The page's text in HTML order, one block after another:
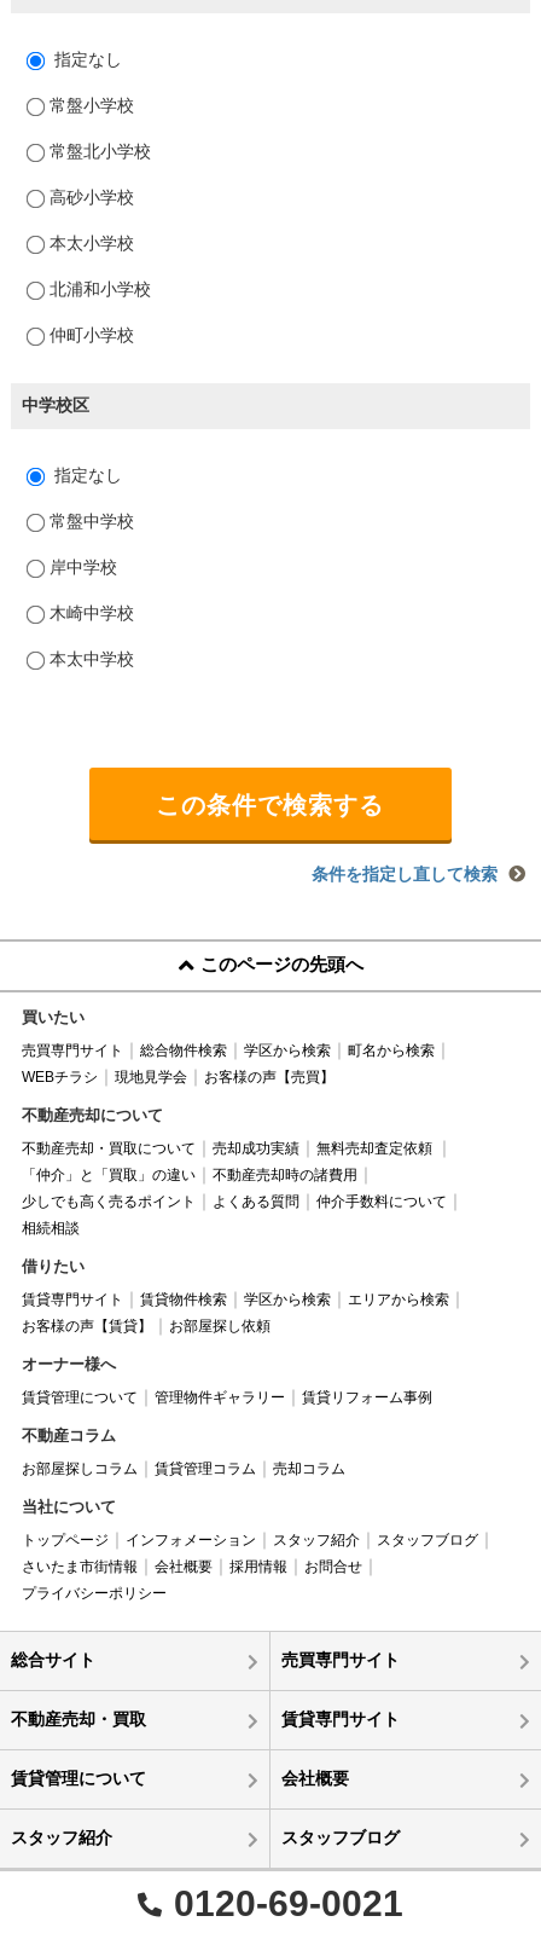
指定なし
常盤小学校
常盤北小学校
高砂小学校
本太小学校
北浦和小学校
仲町小学校
中学校区
指定なし
常盤中学校
岸中学校
木崎中学校
本太中学校
条件を指定し直して検索
このページの先頭へ
買いたい
売買専門サイト 総合物件検索 学区から検索
町名から検索
WEBチラシ
現地見学会 お客様の声【売買】
不動産売却について
不動産売却・買取について 売却成功実績
無料売却査定依頼
「仲介」と「買取」の違い
不動産売却時の諸費用
少しでも高く売るポイント
よくある質問
仲介手数料について
相続相談
借りたい
賃貸専門サイト 賃貸物件検索 学区から検索
エリアから検索
お客様の声【賃貸】
お部屋探し依頼
オーナー様へ
賃貸管理について 管理物件ギャラリー 賃貸リフォーム事例
不動産コラム
お部屋探しコラム 賃貸管理コラム 売却コラム
当社について
トップページ インフォメーション スタッフ紹介
スタッフブログ
さいたま市街情報
会社概要 採用情報
お問合せ
プライバシーポリシー
総合サイト 売買専門サイト
不動産売却・買取 賃貸専門サイト
賃貸管理について 会社概要
スタッフ紹介 スタッフブログ
0120-69-0021